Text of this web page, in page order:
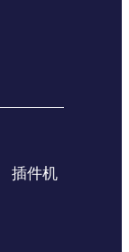
插件机